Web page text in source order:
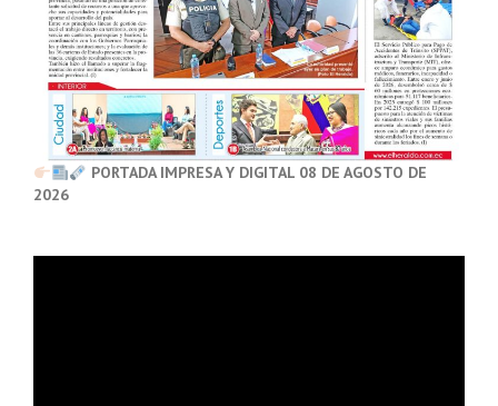
PORTADA IMPRESA Y DIGITAL 08 DE AGOSTO DE
2026